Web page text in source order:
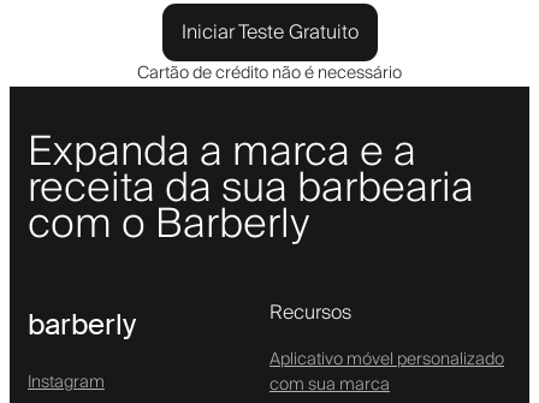
Iniciar Teste Gratuito
Cartão de crédito não é necessário
Expanda a marca e a
receita da sua barbearia
com o Barberly
barberly
Instagram
Recursos
Aplicativo móvel personalizado
com sua marca